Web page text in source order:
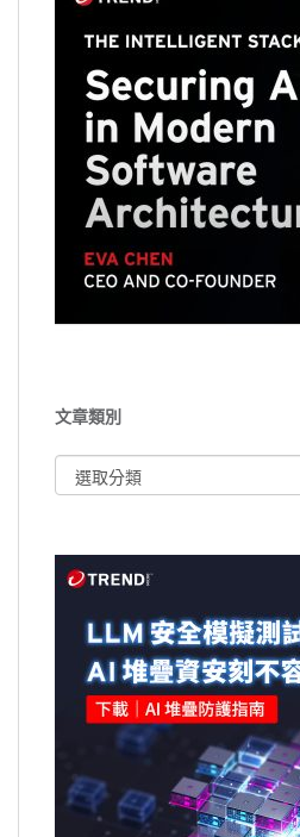
文章類別
章
別